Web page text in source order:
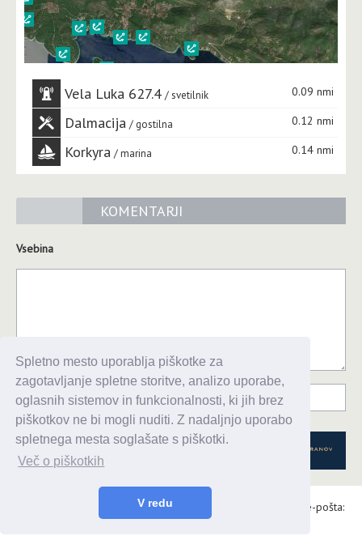
Spletno mesto uporablja piškotke za
zagotavljanje spletne storitve, analizo uporabe,
oglasnih sistemov in funkcionalnosti, ki jih brez
piškotkov ne bi mogli nuditi. Z nadaljnjo uporabo
spletnega mesta soglašate s piškotki.
Več o piškotkih
V redu
Vela Luka 627.4 svetilnik 0.09 nmi
Dalmacija gostilna 0.12 nmi
Korkyra marina 0.14 nmi
KOMENTARJI
Vsebina
Alaris d.o.o., Topniška 14, Ljubljana, Tel.: 031 303 086, e-pošta:
urednik@enavtika.si